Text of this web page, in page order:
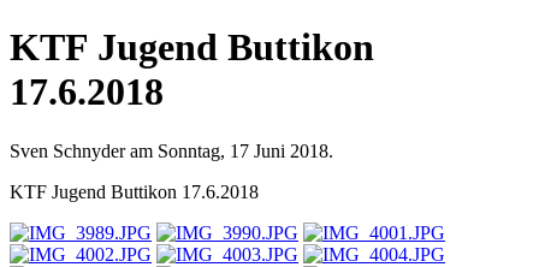
KTF Jugend Buttikon
17.6.2018
Sven Schnyder am Sonntag, 17 Juni 2018.
KTF Jugend Buttikon 17.6.2018